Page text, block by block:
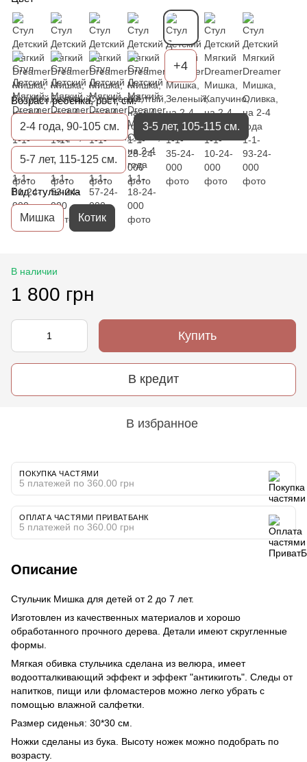
+4
Возраст ребенка, рост, см.
2-4 года, 90-105 см. 3-5 лет, 105-115 см.
5-7 лет, 115-125 см.
Вид стульчика
Мишка Котик
В наличии
1 800 грн
Купить
В кредит
В избранное
ПОКУПКА ЧАСТЯМИ
5 платежей по 360.00 грн
ОПЛАТА ЧАСТЯМИ ПРИВАТБАНК
5 платежей по 360.00 грн
Описание
Стульчик Мишка для детей от 2 до 7 лет.
Изготовлен из качественных материалов и хорошо
обработанного прочного дерева. Детали имеют скругленные
формы.
Мягкая обивка стульчика сделана из велюра, имеет
водоотталкивающий эффект и эффект "антикиготь". Следы от
напитков, пищи или фломастеров можно легко убрать с
помощью влажной салфетки.
Размер сиденья: 30*30 см.
Ножки сделаны из бука. Высоту ножек можно подобрать по
возрасту.